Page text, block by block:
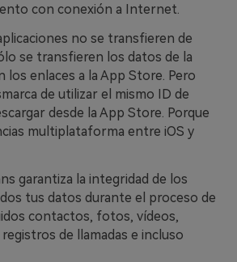
con conexión a Internet.
no se transfieren de
se transfieren los datos de la
los enlaces a la App Store. Pero
de utilizar el mismo ID de
desde la App Store. Porque
multiplataforma entre iOS y
garantiza la integridad de los
tus datos durante el proceso de
contactos, fotos, vídeos,
de llamadas e incluso